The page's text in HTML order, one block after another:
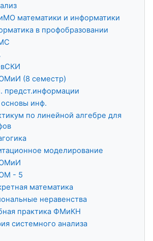
математики и информатики
в профобразовании
(8 семестр)
предст.информации
инф.
по линейной алгебре для
моделирование
- 5
математика
неравенства
практика ФМиКН
системного анализа